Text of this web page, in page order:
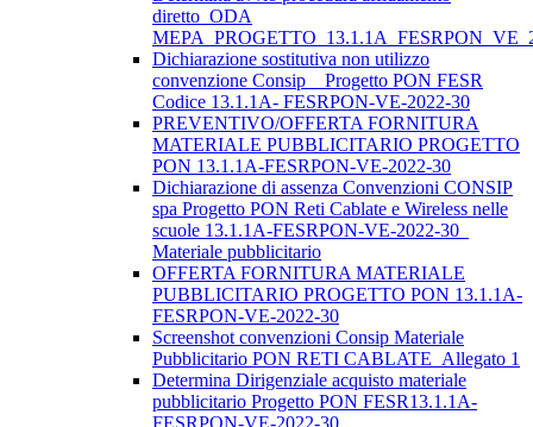
diretto_ODA
Dichiarazione sostitutiva non utilizzo
convenzione Consip _ Progetto PON FESR
Codice 13.1.1A- FESRPON-VE-2022-30
PREVENTIVO/OFFERTA FORNITURA
MATERIALE PUBBLICITARIO PROGETTO
PON 13.1.1A-FESRPON-VE-2022-30
Dichiarazione di assenza Convenzioni CONSIP
spa Progetto PON Reti Cablate e Wireless nelle
scuole 13.1.1A-FESRPON-VE-2022-30_
Materiale pubblicitario
OFFERTA FORNITURA MATERIALE
PUBBLICITARIO PROGETTO PON 13.1.1A-
FESRPON-VE-2022-30
Screenshot convenzioni Consip Materiale
Pubblicitario PON RETI CABLATE_Allegato 1
Determina Dirigenziale acquisto materiale
pubblicitario Progetto PON FESR13.1.1A-